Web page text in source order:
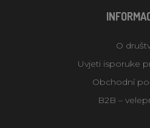
O
Uvjeti isporuke
Obchodní
B2B –